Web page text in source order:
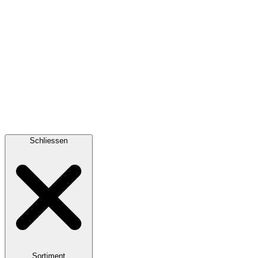
Schliessen
Sortiment